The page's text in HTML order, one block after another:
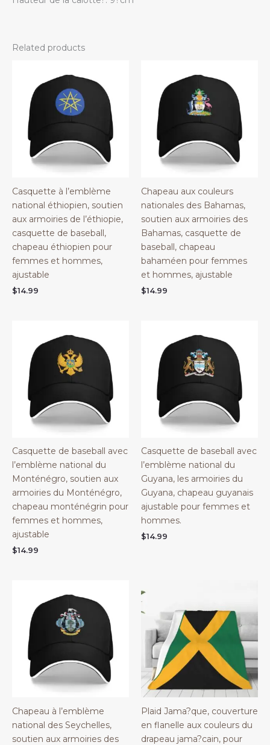
Related products
Casquette à l’emblème
national éthiopien, soutien
aux armoiries de l’éthiopie,
casquette de baseball,
chapeau éthiopien pour
femmes et hommes,
ajustable
$14.99
Chapeau aux couleurs
nationales des Bahamas,
soutien aux armoiries des
Bahamas, casquette de
baseball, chapeau
bahaméen pour femmes
et hommes, ajustable
$14.99
Casquette de baseball avec
l’emblème national du
Monténégro, soutien aux
armoiries du Monténégro,
chapeau monténégrin pour
femmes et hommes,
ajustable
$14.99
Casquette de baseball avec
l’emblème national du
Guyana, les armoiries du
Guyana, chapeau guyanais
ajustable pour femmes et
hommes.
$14.99
Chapeau à l’emblème
national des Seychelles,
soutien aux armoiries des
Plaid Jama?que, couverture
en flanelle aux couleurs du
drapeau jama?cain, pour